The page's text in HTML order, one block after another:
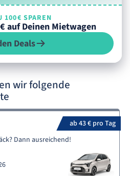
100€ SPAREN
auf Deinen Mietwagen
Deals
wir folgende
ab 43 € pro Tag
Dann ausreichend!